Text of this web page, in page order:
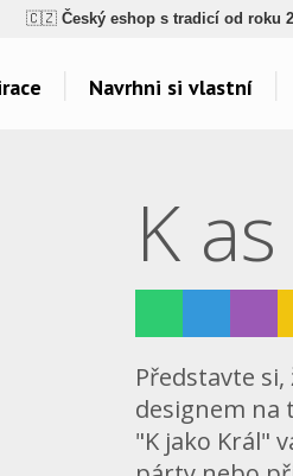
a zdravotně nezávadný
vlastní
Český eshop s tradicí od roku
Navrhni si vlastní
Všechna témata..
K
Představte
designem
"K jako Král"